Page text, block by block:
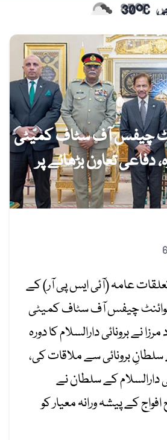
30°C
چیفس آف سٹاف کمیٹی
دفاعی تعاون بڑھانے پر
عامہ (آئی ایس پی آر) کے
چیفس آف سٹاف کمیٹی
نے برونائی دارالسلام کا دورہ
سلطانِ برونائی سے ملاقات کی،
دارالسلام کے سلطان نے
کے پیشہ ورانہ معیار کو